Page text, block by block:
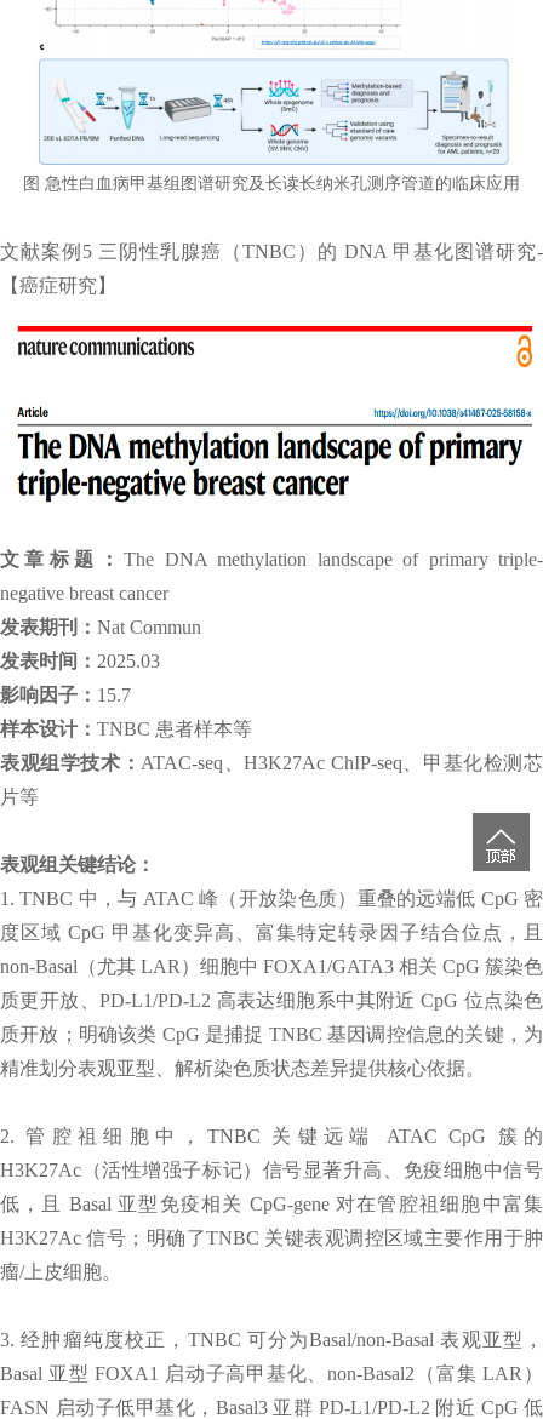
图 急性白血病甲基组图谱研究及长读长纳米孔测序管道的临床应用
文献案例5 三阴性乳腺癌（TNBC）的 DNA 甲基化图谱研究-
【癌症研究】
文章标题：The DNA methylation landscape of primary triple-
negative breast cancer
发表期刊： Nat Commun
发表时间： 2025.03
影响因子： 15.7
样本设计： TNBC 患者样本等
表观组学技术： ATAC-seq、H3K27Ac ChIP-seq、甲基化检测芯
片等
表观组关键结论：
1. TNBC 中，与 ATAC 峰（开放染色质）重叠的远端低 CpG 密
度区域 CpG 甲基化变异高、富集特定转录因子结合位点，且
non-Basal（尤其 LAR）细胞中 FOXA1/GATA3 相关 CpG 簇染色
质更开放、PD-L1/PD-L2 高表达细胞系中其附近 CpG 位点染色
质开放；明确该类 CpG 是捕捉 TNBC 基因调控信息的关键，为
精准划分表观亚型、解析染色质状态差异提供核心依据。
2. 管腔祖细胞中，TNBC 关键远端 ATAC CpG 簇的
H3K27Ac（活性增强子标记）信号显著升高、免疫细胞中信号
低，且 Basal 亚型免疫相关 CpG-gene 对在管腔祖细胞中富集
H3K27Ac 信号；明确了TNBC 关键表观调控区域主要作用于肿
瘤/上皮细胞。
3. 经肿瘤纯度校正，TNBC 可分为Basal/non-Basal 表观亚型，
Basal 亚型 FOXA1 启动子高甲基化、non-Basal2（富集 LAR）
FASN 启动子低甲基化，Basal3 亚群 PD-L1/PD-L2 附近 CpG 低